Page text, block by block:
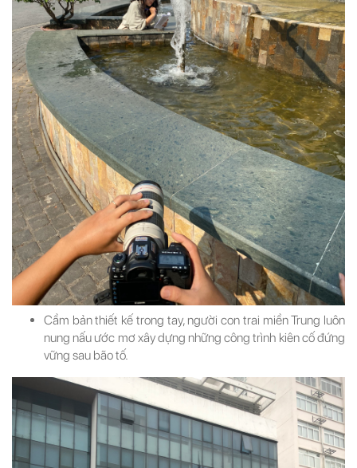
Cầm bản thiết kế trong tay, người con trai miền Trung luôn
nung nấu ước mơ xây dựng những công trình kiên cố đứng
vững sau bão tố.